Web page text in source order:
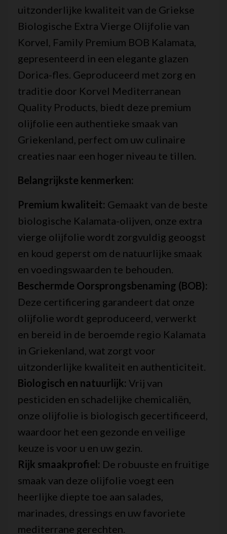
uitzonderlijke kwaliteit van de Griekse
Biologische Extra Vierge Olijfolie van
Korvel, Family Premium BOB Kalamata,
gepresenteerd in een elegante glazen
Dorica-fles. Geproduceerd met zorg en
traditie door Korvel Mediterranean
Quality Products, biedt deze premium
olijfolie een authentieke smaak van
Griekenland, perfect om uw culinaire
creaties naar een hoger niveau te tillen.
Belangrijkste kenmerken:
Premium kwaliteit: Gemaakt van de beste
biologische Kalamata-olijven, onze extra
vierge olijfolie wordt zorgvuldig geoogst
en koud geperst om de natuurlijke smaak
en voedingswaarden te behouden.
Beschermde Oorsprongsbenaming (BOB):
Deze certificering garandeert dat onze
olijfolie wordt geproduceerd, verwerkt
en bereid in de beroemde regio Kalamata
in Griekenland, wat zorgt voor
uitzonderlijke kwaliteit en authenticiteit.
Biologisch en natuurlijk: Vrij van
pesticiden en schadelijke chemicaliën,
onze olijfolie is biologisch gecertificeerd,
waardoor het een gezonde en veilige
keuze is voor u en uw gezin.
Rijk smaakprofiel: De robuuste en fruitige
smaak van deze olijfolie voegt een
heerlijke diepte toe aan salades,
marinades, dressings en uw favoriete
mediterrane gerechten.